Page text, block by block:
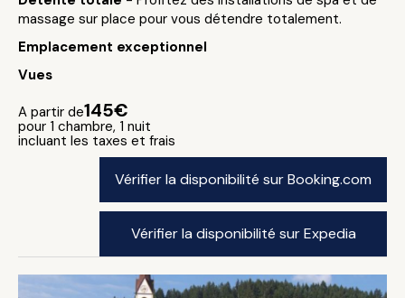
massage sur place pour vous détendre totalement.
Emplacement exceptionnel
Vues
A partir de145€
pour 1 chambre, 1 nuit
incluant les taxes et frais
Vérifier la disponibilité sur Booking.com
Vérifier la disponibilité sur Expedia